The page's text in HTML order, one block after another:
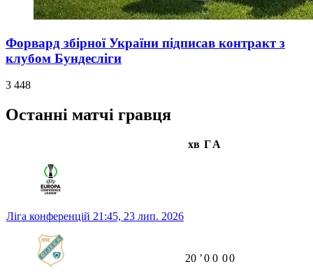
Форвард збірної України підписав контракт з
клубом Бундесліги
3 448
Останні матчі гравця
хв ГА
Ліга конференцій 21:45, 23 лип. 2026
20 ʼ0 0 00